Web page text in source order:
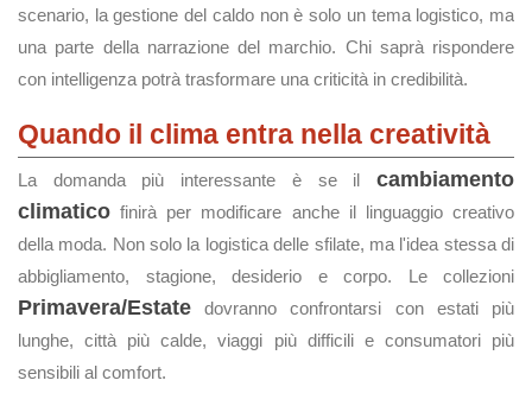
scenario, la gestione del caldo non è solo un tema logistico, ma
una parte della narrazione del marchio. Chi saprà rispondere
con intelligenza potrà trasformare una criticità in credibilità.
Quando il clima entra nella creatività
La domanda più interessante è se il cambiamento
climatico finirà per modificare anche il linguaggio creativo
della moda. Non solo la logistica delle sfilate, ma l'idea stessa di
abbigliamento, stagione, desiderio e corpo. Le collezioni
Primavera/Estate dovranno confrontarsi con estati più
lunghe, città più calde, viaggi più difficili e consumatori più
sensibili al comfort.